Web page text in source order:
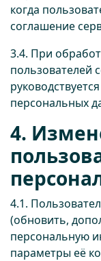
когда
соглашение
3.4. При
пользователей
персональных
4.
4.1.
(обновить,
персональную
параметры её